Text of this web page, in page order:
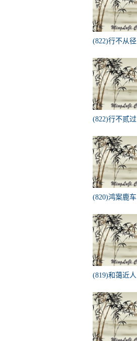
(822)行不从径
(822)行不贰过
(820)鸿案鹿车
(819)和蔼近人